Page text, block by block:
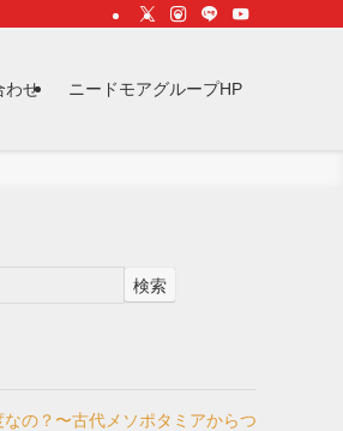
わせ ニードモアグループHP
検索
の？〜古代メソポタミアからつ